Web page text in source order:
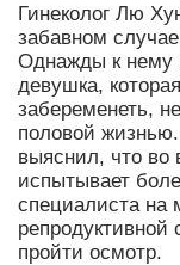
Гинеколог Лю
забавном
Однажды к нему
девушка,
забеременеть,
половой
выяснил, что во
испытывает
специалиста на
пройти осмотр.